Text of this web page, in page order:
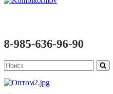
8-985-636-96-90